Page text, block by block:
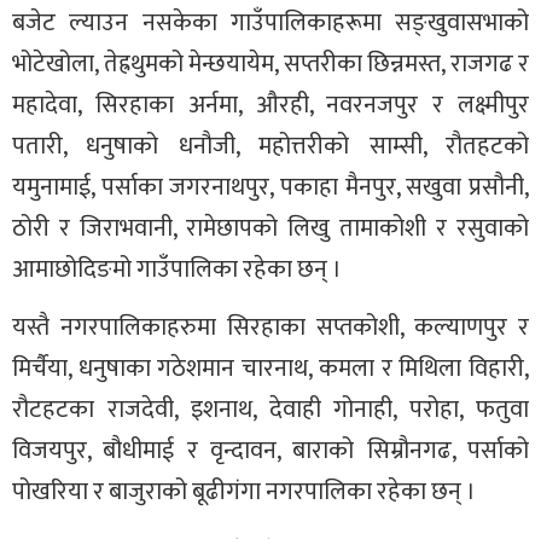
बजेट ल्याउन नसकेका गाउँपालिकाहरूमा सङ्खुवासभाको
भोटेखोला, तेह्रथुमको मेन्छयायेम, सप्तरीका छिन्नमस्त, राजगढ र
महादेवा, सिरहाका अर्नमा, औरही, नवरनजपुर र लक्ष्मीपुर
पतारी, धनुषाको धनौजी, महोत्तरीको साम्सी, रौतहटको
यमुनामाई, पर्साका जगरनाथपुर, पकाहा मैनपुर, सखुवा प्रसौनी,
ठोरी र जिराभवानी, रामेछापको लिखु तामाकोशी र रसुवाको
आमाछोदिङमो गाउँपालिका रहेका छन् ।
यस्तै नगरपालिकाहरुमा सिरहाका सप्तकोशी, कल्याणपुर र
मिर्चैया, धनुषाका गठेशमान चारनाथ, कमला र मिथिला विहारी,
रौटहटका राजदेवी, इशनाथ, देवाही गोनाही, परोहा, फतुवा
विजयपुर, बौधीमाई र वृन्दावन, बाराको सिम्रौनगढ, पर्साको
पोखरिया र बाजुराको बूढीगंगा नगरपालिका रहेका छन् ।